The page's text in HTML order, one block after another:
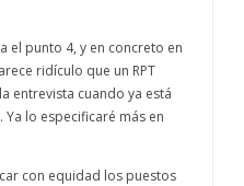
el punto 4, y en concreto en
ridículo que un RPT
entrevista cuando ya está
lo especificaré más en
con equidad los puestos